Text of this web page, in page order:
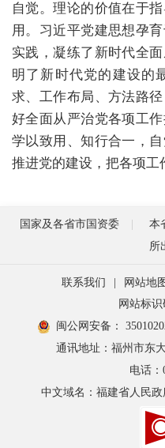
自觉。理论的价值在于
用。习近平党建思想孕
实践，凝练了新时代全
明了新时代党的建设的
求、工作布局、方法路
好全面从严治党各项工
学以致用、知行合一，
推进党的建设，把各项工
国家及各省市国资委 本
所
联系我们 网站地图
网站标识
闽公网安备：
通讯地址：福州市东
电话：
中文域名：福建省人民